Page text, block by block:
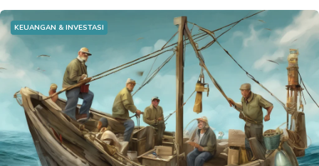
KEUANGAN & INVESTASI